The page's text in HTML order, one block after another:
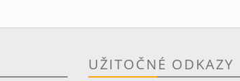
UŽITOČNÉ ODKAZY